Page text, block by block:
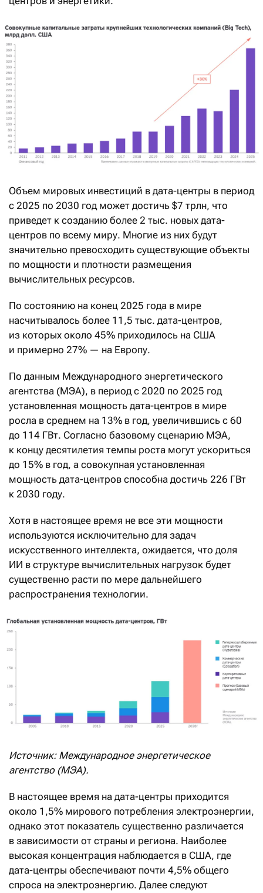
Объем мировых инвестиций в дата-центры в период
с 2025 по 2030 год может достичь $7 трлн, что
приведет к созданию более 2 тыс. новых дата-
центров по всему миру. Многие из них будут
значительно превосходить существующие объекты
по мощности и плотности размещения
вычислительных ресурсов.
По состоянию на конец 2025 года в мире
насчитывалось более 11,5 тыс. дата-центров,
из которых около 45% приходилось на США
и примерно 27% — на Европу.
По данным Международного энергетического
агентства (МЭА), в период с 2020 по 2025 год
установленная мощность дата-центров в мире
росла в среднем на 13% в год, увеличившись с 60
до 114 ГВт. Согласно базовому сценарию МЭА,
к концу десятилетия темпы роста могут ускориться
до 15% в год, а совокупная установленная
мощность дата-центров способна достичь 226 ГВт
к 2030 году.
Хотя в настоящее время не все эти мощности
используются исключительно для задач
искусственного интеллекта, ожидается, что доля
ИИ в структуре вычислительных нагрузок будет
существенно расти по мере дальнейшего
распространения технологии.
Источник: Международное энергетическое
агентство (МЭА).
В настоящее время на дата-центры приходится
около 1,5% мирового потребления электроэнергии,
однако этот показатель существенно различается
в зависимости от страны и региона. Наиболее
высокая концентрация наблюдается в США, где
дата-центры обеспечивают почти 4,5% общего
спроса на электроэнергию. Далее следуют